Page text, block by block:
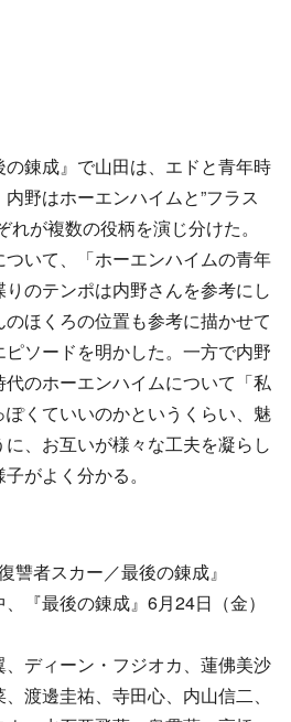
錬成』で山田は、エドと青年時
野はホーエンハイムと”フラス
れが複数の役柄を演じ分けた。
いて、「ホーエンハイムの青年
のテンポは内野さんを参考にし
ほくろの位置も参考に描かせて
ソードを明かした。一方で内野
のホーエンハイムについて「私
くていいのかというくらい、魅
、お互いが様々な工夫を凝らし
がよく分かる。
讐者スカー／最後の錬成』
『最後の錬成』6月24日（金）
ディーン・フジオカ、蓮佛美沙
渡邊圭祐、寺田心、内山信二、